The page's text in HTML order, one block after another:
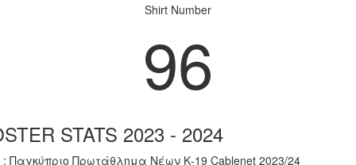
Shirt Number
96
STATS 2023 - 2024
: Παγκύπριο Πρωτάθλημα Νέων Κ-19 Cablenet 2023/24